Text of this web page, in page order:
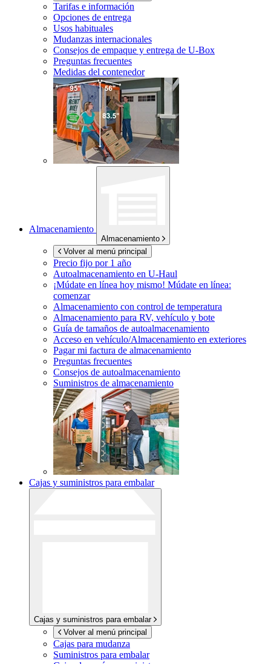
Tarifas e información
Opciones de entrega
Usos habituales
Mudanzas internacionales
Consejos de empaque y entrega de U-Box
Preguntas frecuentes
Medidas del contenedor
Almacenamiento
Almacenamiento
Volver al menú principal
Precio fijo por 1 año
Autoalmacenamiento en U-Haul
¡Múdate en línea hoy mismo! Múdate en línea:
comenzar
Almacenamiento con control de temperatura
Almacenamiento para RV, vehículo y bote
Guía de tamaños de autoalmacenamiento
Acceso en vehículo/Almacenamiento en exteriores
Pagar mi factura de almacenamiento
Preguntas frecuentes
Consejos de autoalmacenamiento
Suministros de almacenamiento
Cajas y suministros para embalar
Cajas y suministros para embalar
Volver al menú principal
Cajas para mudanza
Suministros para embalar